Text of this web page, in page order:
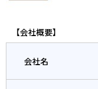
【会社概要】
会社名